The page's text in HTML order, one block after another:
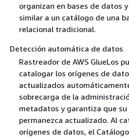
organizan en bases de datos
similar a un catálogo de una
relacional tradicional.
Detección automática de datos
Rastreador de AWS GlueLos
catalogar los orígenes de
actualizados
sobrecarga de la
metadatos y garantiza que
permanezca actualizado. Al
orígenes de datos, el